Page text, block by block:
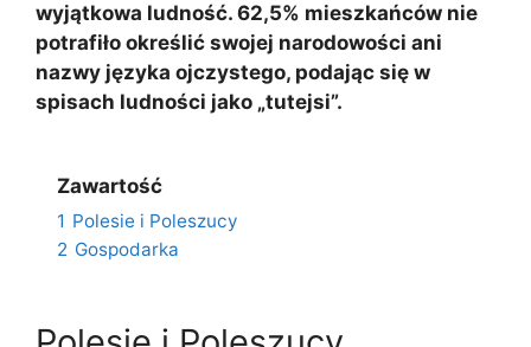
wyjątkowa ludność. 62,5% mieszkańców nie
potrafiło określić swojej narodowości ani
nazwy języka ojczystego, podając się w
spisach ludności jako „tutejsi”.
Zawartość
1 Polesie i Poleszucy
2 Gospodarka